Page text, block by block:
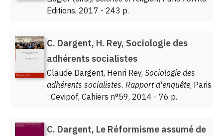
Editions, 2017 - 243 p.
C. Dargent, H. Rey, Sociologie des
adhérents socialistes
Claude Dargent, Henri Rey, Sociologie des
adhérents socialistes. Rapport d'enquête, Paris
: Cevipof, Cahiers n°59, 2014 - 76 p.
C. Dargent, Le Réformisme assumé de